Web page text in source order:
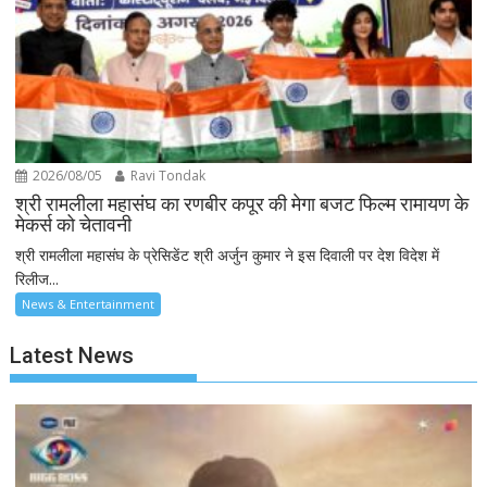
2026/08/05 Ravi Tondak
श्री रामलीला महासंघ का रणबीर कपूर की मेगा बजट फिल्म रामायण के
मेकर्स को चेतावनी
श्री रामलीला महासंघ के प्रेसिडेंट श्री अर्जुन कुमार ने इस दिवाली पर देश विदेश में
रिलीज...
News & Entertainment
Latest News